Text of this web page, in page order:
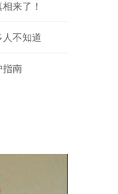
来了！
不知道
指南